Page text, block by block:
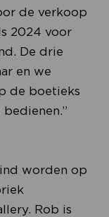
de verkoop
2024 voor
De drie
en we
de boetieks
worden op
Rob is